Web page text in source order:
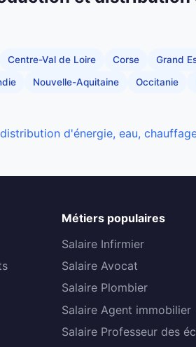
Centre-Val de Loire Corse Grand
Nouvelle-Aquitaine Occitanie
d'énergie, eau,
Métiers populaires
Salaire Infirmier
Salaire Avocat
Salaire Plombier
Salaire Agent immobilier
Salaire Professeur des